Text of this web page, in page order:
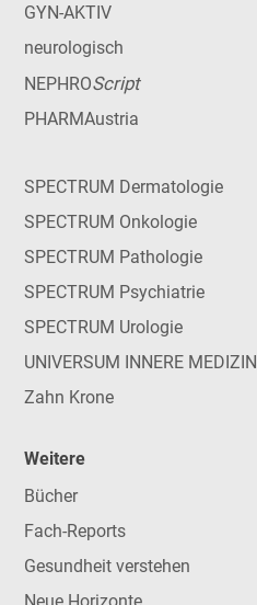
GYN-AKTIV
neurologisch
NEPHROScript
PHARMAustria
SPECTRUM Dermatologie
SPECTRUM Onkologie
SPECTRUM Pathologie
SPECTRUM Psychiatrie
SPECTRUM Urologie
UNIVERSUM INNERE MEDIZIN
Zahn Krone
Weitere
Bücher
Fach-Reports
Gesundheit verstehen